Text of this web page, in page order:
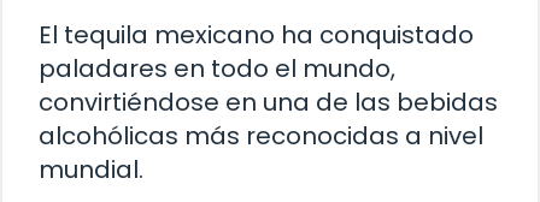
El tequila mexicano ha conquistado
paladares en todo el mundo,
convirtiéndose en una de las bebidas
alcohólicas más reconocidas a nivel
mundial.